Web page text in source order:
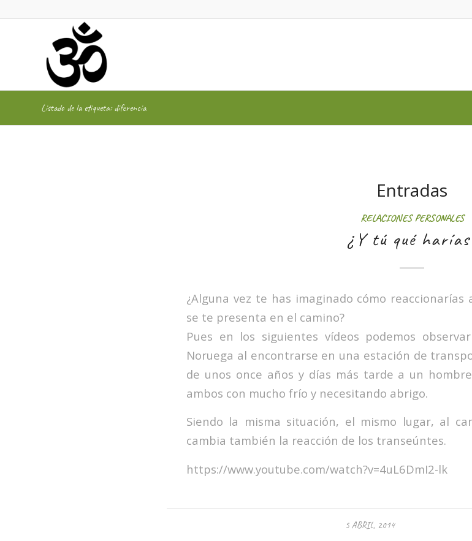
Listado de la etiqueta: diferencia
Entradas
RELACIONES PERSONALES
¿Y tú qué
¿Alguna vez te has imaginado cómo
se te presenta en el camino?
Pues en los siguientes vídeos podemos
Noruega al encontrarse en una estación de
de unos once años y días más tarde a un
ambos con mucho frío y necesitando abrigo.
Siendo la misma situación, el mismo lugar, al
cambia también la reacción de los transeúntes.
https://www.youtube.com/watch?v=4uL6DmI2-lk
5 ABRIL, 2014